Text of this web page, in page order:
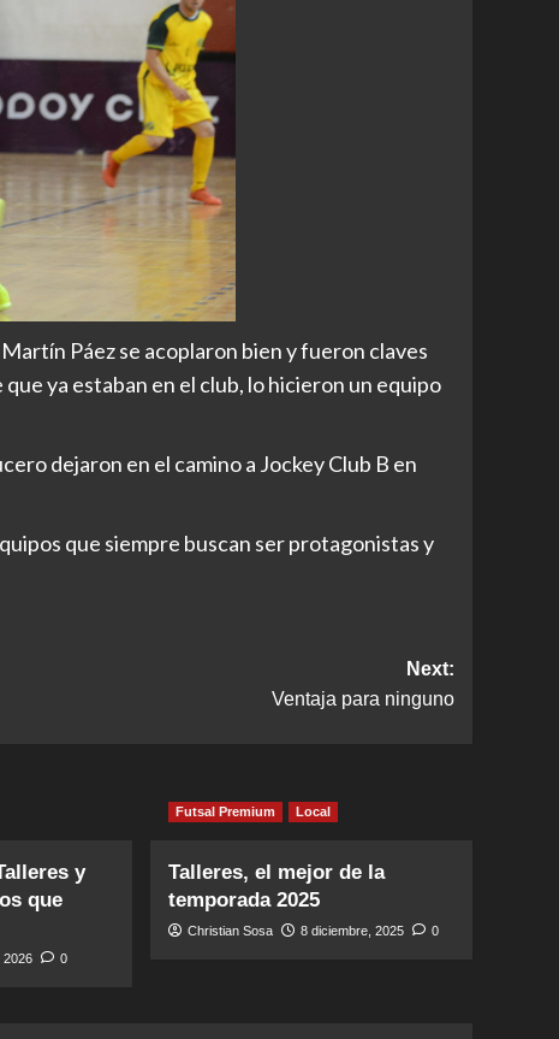
Páez se acoplaron bien y fueron claves
ya estaban en el club, lo hicieron un equipo
dejaron en el camino a Jockey Club B en
que siempre buscan ser protagonistas y
Next:
Ventaja para ninguno
y
que
2026 0
Futsal Premium Local
Talleres, el mejor de la
temporada 2025
Christian Sosa 8 diciembre, 2025 0